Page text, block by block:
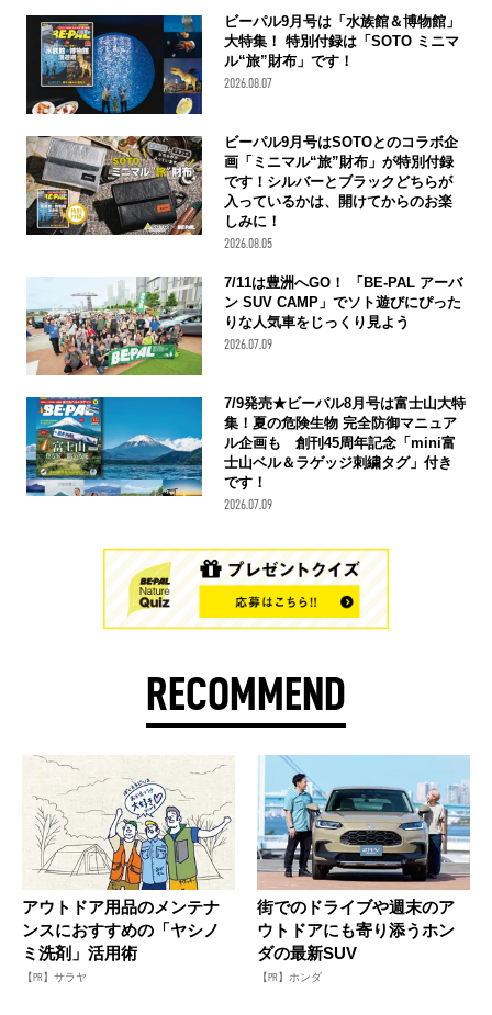
ビーパル9月号は「水族館＆博物館」
大特集！ 特別付録は「SOTO ミニマ
ル“旅”財布」です！
2026.08.07
ビーパル9月号はSOTOとのコラボ企
画「ミニマル“旅”財布」が特別付録
です！シルバーとブラックどちらが
入っているかは、開けてからのお楽
しみに！
2026.08.05
7/11は豊洲へGO！ 「BE-PAL アーバ
ン SUV CAMP」でソト遊びにぴった
りな人気車をじっくり見よう
2026.07.09
7/9発売★ビーパル8月号は富士山大特
集！夏の危険生物 完全防御マニュア
ル企画も 創刊45周年記念「mini富
士山ベル＆ラゲッジ刺繍タグ」付き
です！
2026.07.09
RECOMMEND
アウトドア用品のメンテナ
ンスにおすすめの「ヤシノ
ミ洗剤」活用術
【PR】サラヤ
街でのドライブや週末のア
ウトドアにも寄り添うホン
ダの最新SUV
【PR】ホンダ